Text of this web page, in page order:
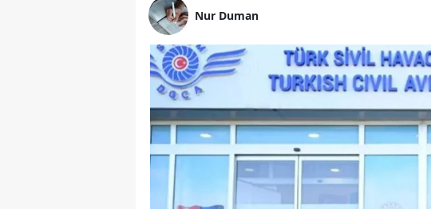
Nur Duman